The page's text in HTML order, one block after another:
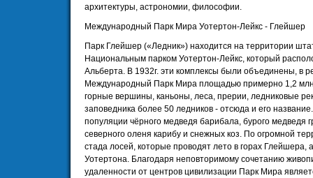
архитектуры, астрономии, философии.
Международный Парк Мира Уотертон-Лейкс - Глейшер
Парк Глейшер («Ледник») находится на территории
Национальным парком Уотертон-Лейкс, который
Альберта. В 1932г. эти комплексы были объединены, в
Международный Парк Мира площадью примерно 1,2
горные вершины, каньоны, леса, прерии, ледниковые
заповедника более 50 ледников - отсюда и его
популяции чёрного медведя барибала, бурого медведя
северного оленя карибу и снежных коз. По огромной
стада лосей, которые проводят лето в горах Глейшера,
Уотертона. Благодаря неповторимому сочетанию
удаленности от центров цивилизации Парк Мира